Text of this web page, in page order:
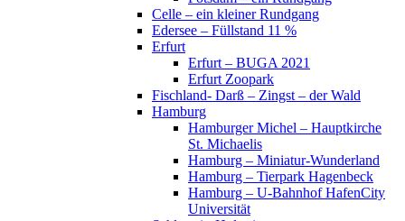
Celle – ein kleiner Rundgang
Edersee – Füllstand 11 %
Erfurt
Erfurt – BUGA 2021
Erfurt Zoopark
Fischland- Darß – Zingst – der Wald
Hamburg
Hamburger Michel – Hauptkirche
St. Michaelis
Hamburg – Miniatur-Wunderland
Hamburg – Tierpark Hagenbeck
Hamburg – U-Bahnhof HafenCity
Universität